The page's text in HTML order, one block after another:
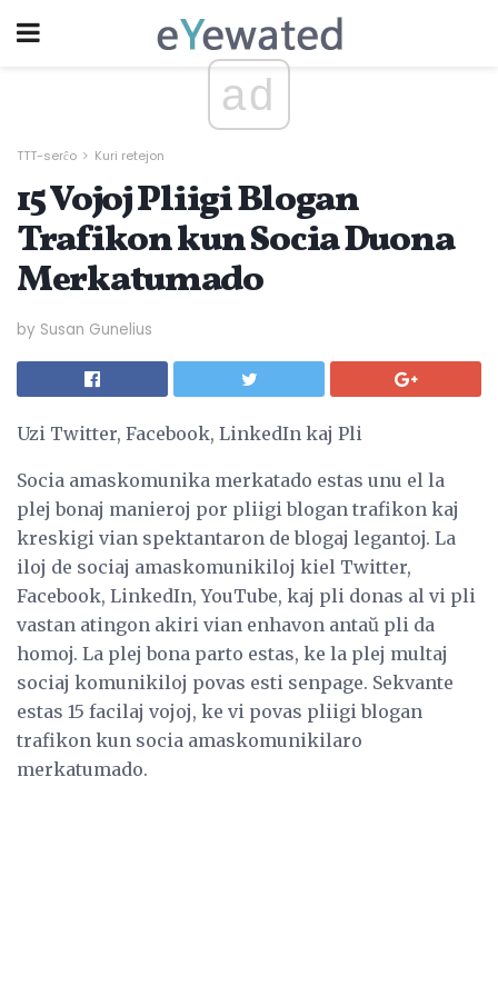
ad
TTT-serĉo Kuri retejon
15 Vojoj Pliigi Blogan
Trafikon kun Socia Duona
Merkatumado
by Susan Gunelius
Uzi Twitter, Facebook, LinkedIn kaj Pli
Socia amaskomunika merkatado estas unu el la
plej bonaj manieroj por pliigi blogan trafikon kaj
kreskigi vian spektantaron de blogaj legantoj. La
iloj de sociaj amaskomunikiloj kiel Twitter,
Facebook, LinkedIn, YouTube, kaj pli donas al vi pli
vastan atingon akiri vian enhavon antaŭ pli da
homoj. La plej bona parto estas, ke la plej multaj
sociaj komunikiloj povas esti senpage. Sekvante
estas 15 facilaj vojoj, ke vi povas pliigi blogan
trafikon kun socia amaskomunikilaro
merkatumado.